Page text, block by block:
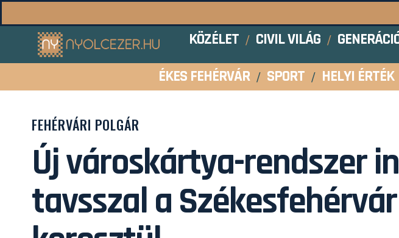
KÖZÉLET CIVIL VILÁG
ÉKES FEHÉRVÁR
SPORT HELYI ÉRTÉK
FEHÉRVÁRI POLGÁR
Új városkártya-rendszer
tavsszal a